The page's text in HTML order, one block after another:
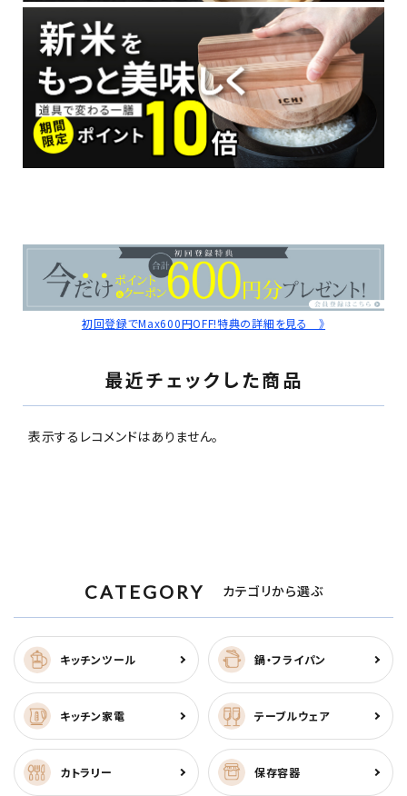
初回登録でMax600円OFF!特典の詳細を見る 》
最近チェックした商品
表示するレコメンドはありません。
CATEGORY カテゴリから選ぶ
キッチンツール 鍋・フライパン
キッチン家電 テーブルウェア
カトラリー 保存容器